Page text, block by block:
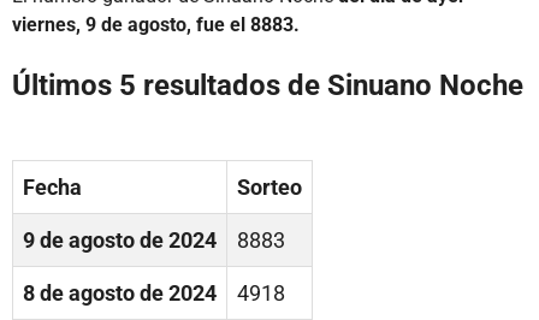
viernes, 9 de agosto, fue el 8883.
Últimos 5 resultados de Sinuano Noche
Fecha Sorteo
9 de agosto de 2024 8883
8 de agosto de 2024 4918